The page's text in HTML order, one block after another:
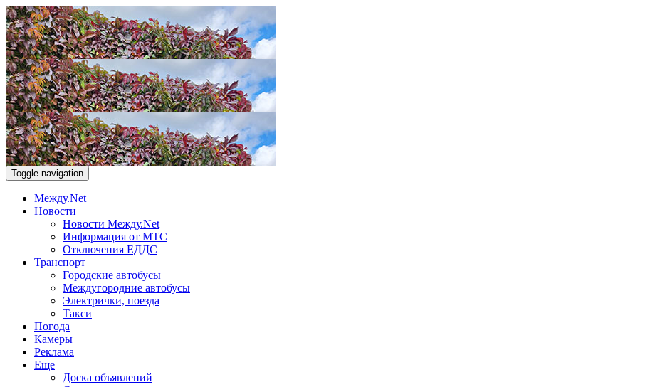
Toggle navigation
Между.Net
Новости
Новости Между.Net
Информация от МТС
Отключения ЕДДС
Транспорт
Городские автобусы
Междугородние автобусы
Электрички, поезда
Такси
Погода
Камеры
Реклама
Еще
Доска объявлений